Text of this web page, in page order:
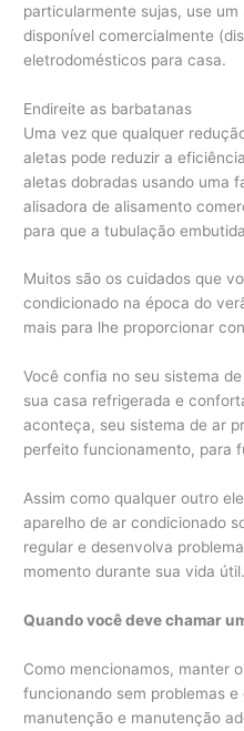
particularmente sujas, use
disponível comercialmente
eletrodomésticos para casa.
Endireite as barbatanas
Uma vez que qualquer
aletas pode reduzir a
aletas dobradas usando uma
alisadora de alisamento
para que a tubulação
Muitos são os cuidados que
condicionado na época do
mais para lhe proporcionar
Você confia no seu sistema
sua casa refrigerada e
aconteça, seu sistema de ar
perfeito funcionamento, para
Assim como qualquer outro
aparelho de ar condicionado
regular e desenvolva
momento durante sua vida útil.
Quando você deve chamar
Como mencionamos, manter
funcionando sem problemas
manutenção e manutenção